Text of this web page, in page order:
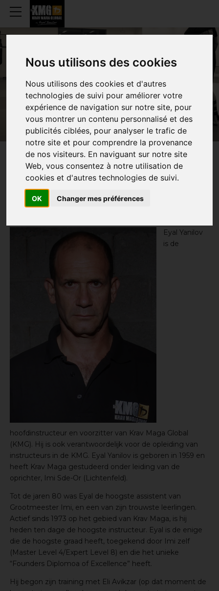
Nous utilisons des cookies
Nous utilisons des cookies et d'autres
technologies de suivi pour améliorer votre
expérience de navigation sur notre site, pour
vous montrer un contenu personnalisé et des
publicités ciblées, pour analyser le trafic de
notre site et pour comprendre la provenance
de nos visiteurs. En naviguant sur notre site
Web, vous consentez à notre utilisation de
cookies et d'autres technologies de suivi.
OK Changer mes préférences
EYAL YANILOV
CHIEF INSTRUCTOR EN
VOORZITTER VANKRAV MAGA
GLOBAL
Eyal Yanilov
is de
hoofdinstructeur en voorzitter van Krav Maga Global
(KMG). Hij is ook verantwoordelijk voor de opleiding van
instructeurs in de KMG. Eyal Yanilov is geboren in 1959 en
heeft Krav Maga gestudeerd onder leiding van de
oprichter, Imi Sde-Or (Lichtenfeld).
Tot de jaren 80 was Eyal de hoogste assistent van
Grootmeester Imi, en een van zijn trouwste leerlingen.
Actief sinds 1973 op het gebied van Krav Maga, is hij
heden ten dage de hoogste instructeur. Eyal is de enige
die de hoogste graad heeft, toegekend door Imi zelf
(Master Level 4/Expert Level 8) en die het unieke
“Founders Diplomoa of Excellence” heeft.
Hij begon zijn training met Eli Avikzar (op dat moment de